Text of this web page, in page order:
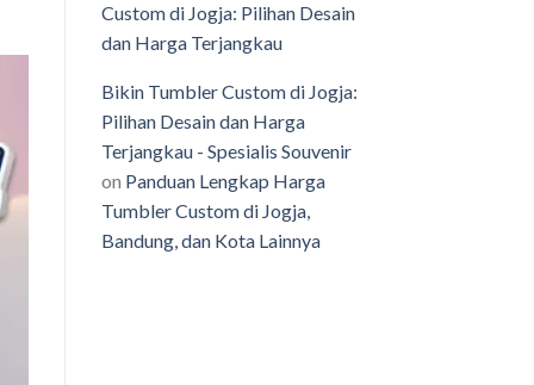
Custom di Jogja: Pilihan Desain
dan Harga Terjangkau
Bikin Tumbler Custom di Jogja:
Pilihan Desain dan Harga
Terjangkau - Spesialis Souvenir
on Panduan Lengkap Harga
Tumbler Custom di Jogja,
Bandung, dan Kota Lainnya